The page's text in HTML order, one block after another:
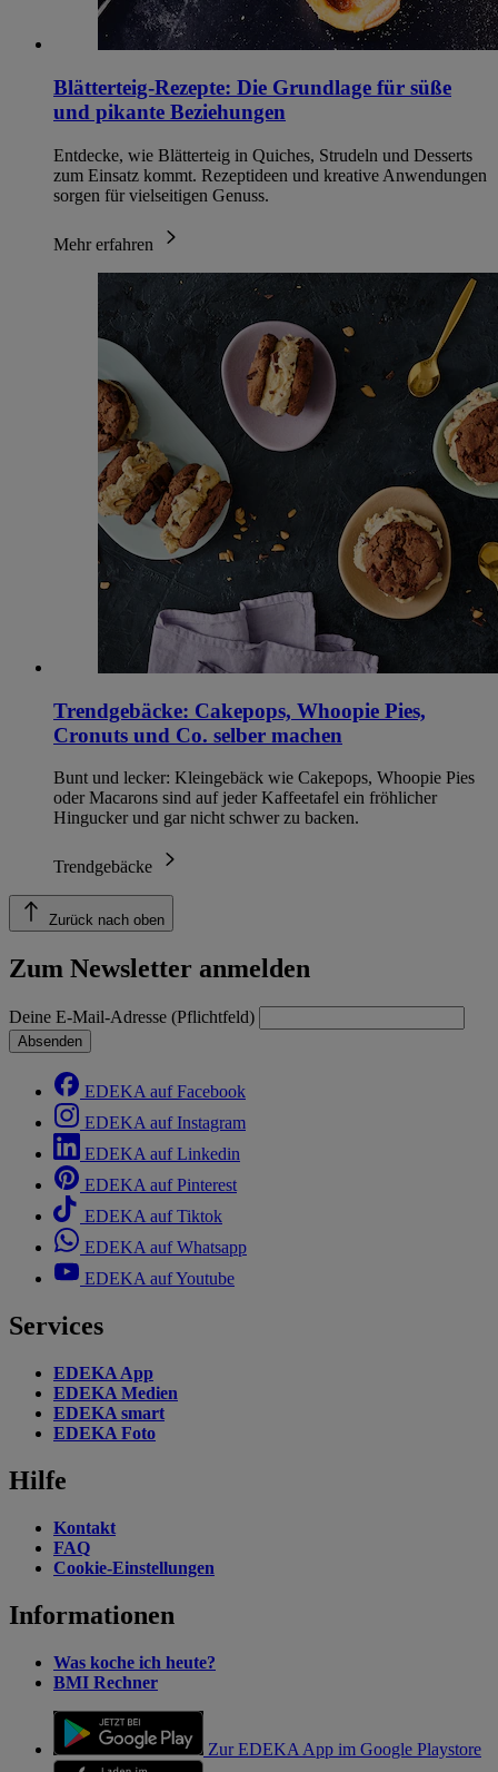
Blätterteig-Rezepte: Die Grundlage für süße
und pikante Beziehungen
Entdecke, wie Blätterteig in Quiches, Strudeln und Desserts
zum Einsatz kommt. Rezeptideen und kreative Anwendungen
sorgen für vielseitigen Genuss.
Mehr erfahren
Trendgebäcke: Cakepops, Whoopie Pies,
Cronuts und Co. selber machen
Bunt und lecker: Kleingebäck wie Cakepops, Whoopie Pies
oder Macarons sind auf jeder Kaffeetafel ein fröhlicher
Hingucker und gar nicht schwer zu backen.
Trendgebäcke
Zurück nach oben
Zum Newsletter anmelden
Deine E-Mail-Adresse (Pflichtfeld)
Absenden
EDEKA auf Facebook
EDEKA auf Instagram
EDEKA auf Linkedin
EDEKA auf Pinterest
EDEKA auf Tiktok
EDEKA auf Whatsapp
EDEKA auf Youtube
Services
EDEKA App
EDEKA Medien
EDEKA smart
EDEKA Foto
Hilfe
Kontakt
FAQ
Cookie-Einstellungen
Informationen
Was koche ich heute?
BMI Rechner
Zur EDEKA App im Google Playstore